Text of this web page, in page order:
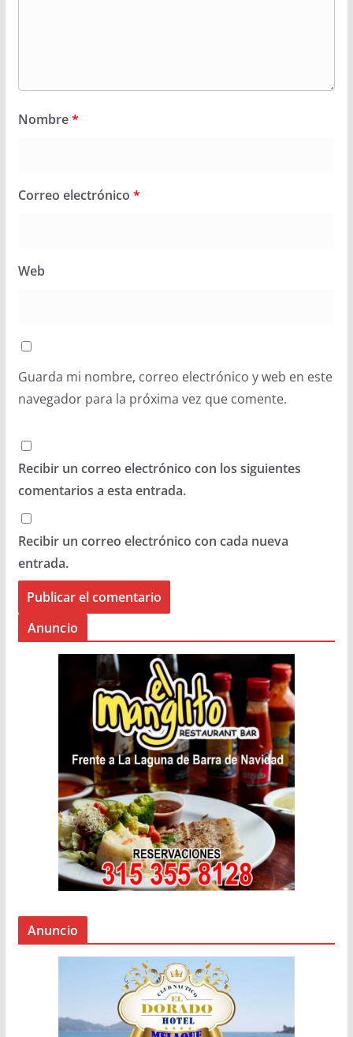
Nombre*
Correo electrónico *
Web
Guarda mi nombre, correo electrónico y web en este
navegador para la próxima vez que comente.
Recibir un correo electrónico con los siguientes
comentarios a esta entrada.
Recibir un correo electrónico con cada nueva
entrada.
Anuncio
Anuncio